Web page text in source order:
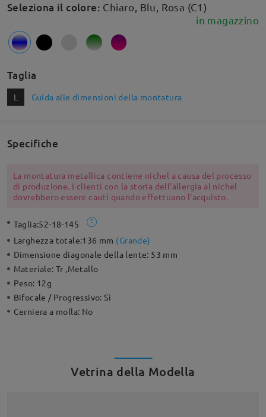
Seleziona il colore: Chiaro, Blu, Rosa (C1)
in magazzino
Taglia
L Guida alle dimensioni della montatura
Specifiche
La montatura metallica contiene nichel a causa del processo
di produzione. I clienti con la storia dell'allergia al nichel
dovrebbero essere cauti quando effettuano l'acquisto.
Taglia:52-18-145
Larghezza totale:136 mm (Grande)
Dimensione diagonale della lente: 53 mm
Materiale:Tr ,Metallo
Peso: 12g
Bifocale / Progressivo:Sì
Cerniera a molla: No
Vetrina della Modella